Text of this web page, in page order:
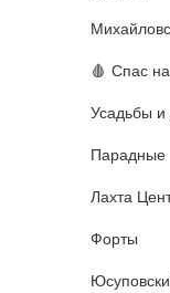
Спас
Усадьбы
Парадные
Лахта
Форты